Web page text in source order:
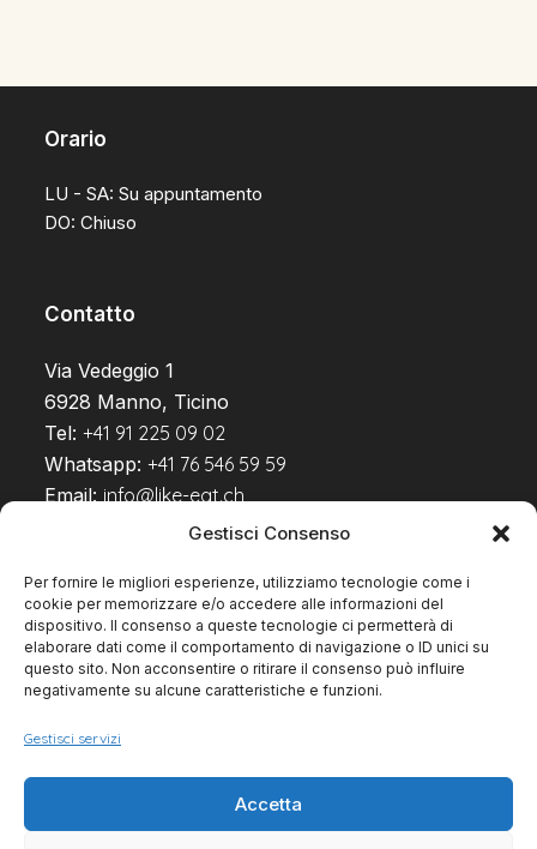
Gestisci Consenso
Per fornire le migliori esperienze, utilizziamo tecnologie come i
cookie per memorizzare e/o accedere alle informazioni del
dispositivo. Il consenso a queste tecnologie ci permetterà di
elaborare dati come il comportamento di navigazione o ID unici su
questo sito. Non acconsentire o ritirare il consenso può influire
negativamente su alcune caratteristiche e funzioni.
Gestisci servizi
Accetta
Orario
LU - SA: Su appuntamento
DO: Chiuso
Contatto
Via Vedeggio 1
6928 Manno, Ticino
Tel:+41 91 225 09 02
Whatsapp:+41 76 546 59 59
Email:info@like-eat.ch
Seguici su
Cookie Policy